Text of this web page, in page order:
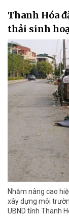
Thanh Hóa
thải sinh
Nhằm nâng cao
xây dựng môi
UBND tỉnh Thanh